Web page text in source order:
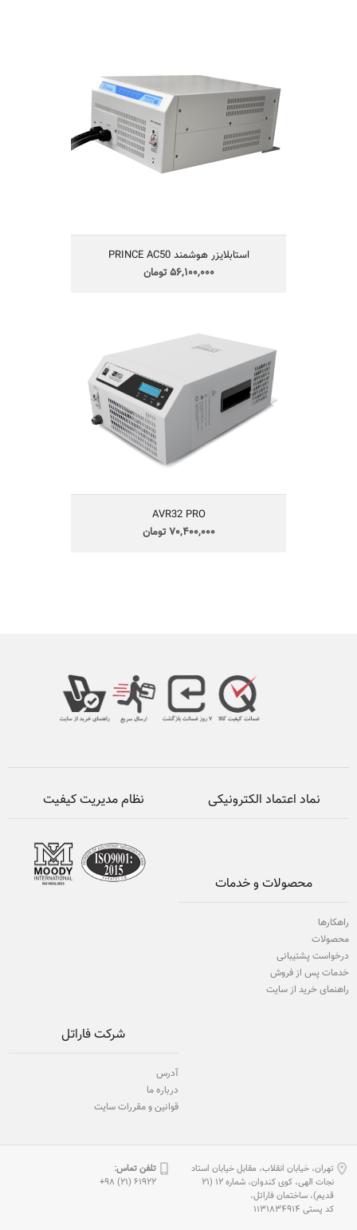
استابلایزر هوشمند PRINCE AC50
56,100,000 تومان
مناسب کلیه تجهیزات برقی منازل و کولرهای
گازی تا 50000BTU
مجهز به میکروکنترلر
مجهز به فیلتر برای کاهش نویز و اسپایک برق
قابلیت تقویت و تثبیت ولتاژ برق شهر
توانایی تشخیص عدم اتصال سیم ارت
AVR32 PRO
70,400,000 تومان
AVR32 PRO
70,400,000 تومان
مجهز به میکروکنترلر
توانایی تشخیص عدم اتصال سیم حفاظتی
(ارت)
مجهز به سیستم Bypass اتوماتیک
قابلیت استقرار روی میز و یا نصب روی دیوار
دمای داخلی
نظام مدیریت کیفیت نماد اعتماد الکترونیکی
محصولات و خدمات
راهکارها
محصولات
درخواست پشتیبانی
خدمات پس از فروش
راهنمای خرید از سایت
شرکت فاراتل
آدرس
درباره ما
قوانین و مقررات سایت
تلفن تماس:
61922 (21) 98+
تهران، خیابان انقلاب، مقابل خیابان استاد
نجات الهی، كوی كندوان، شماره 12 (21
قدیم)، ساختمان فاراتل،
كد پستی 1131834914